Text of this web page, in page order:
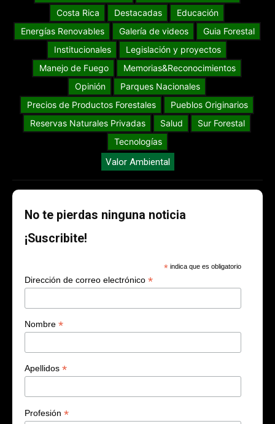
Costa Rica
Destacadas
Educación
Energías Renovables
Galería de videos
Guia Forestal
Institucionales
Legislación y proyectos
Manejo de Fuego
Memorias&Reconocimientos
Opinión
Parques Nacionales
Precios de Productos Forestales
Pueblos Originarios
Reservas Naturales Privadas
Salud
Sur Forestal
Tecnologías
Valor Ambiental
No te pierdas ninguna noticia
¡Suscribite!
* indica que es obligatorio
Dirección de correo electrónico *
Nombre *
Apellidos *
Profesión *